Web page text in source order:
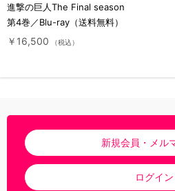
進撃の巨人The Final season
第4巻／Blu-ray（送料無料）
￥16,500 （税込）
新規会員・メル
ログイン